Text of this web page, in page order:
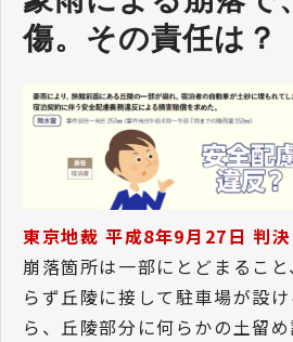
傷。その責任は？
東京地裁 平成8年9月27日 判決
崩落箇所は一部にとどまるこ
らず丘陵に接して駐車場が設
ら、丘陵部分に何らかの土留